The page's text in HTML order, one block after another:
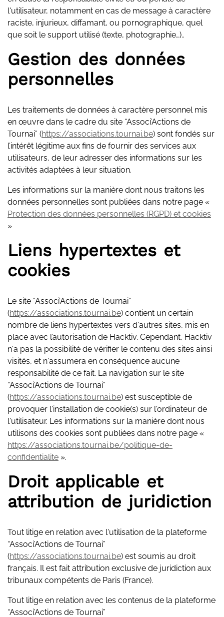
l'utilisateur, notamment en cas de message à caractère
raciste, injurieux, diffamant, ou pornographique, quel
que soit le support utilisé (texte, photographie…)..
Gestion des données
personnelles
Les traitements de données à caractère personnel mis
en œuvre dans le cadre du site “Associ’Actions de
Tournai” (https://associations.tournai.be) sont fondés sur
l’intérêt légitime aux fins de fournir des services aux
utilisateurs, de leur adresser des informations sur les
activités adaptées à leur situation.
Les informations sur la manière dont nous traitons les
données personnelles sont publiées dans notre page «
Protection des données personnelles (RGPD) et cookies
»
Liens hypertextes et
cookies
Le site “Associ’Actions de Tournai”
(https://associations.tournai.be) contient un certain
nombre de liens hypertextes vers d'autres sites, mis en
place avec l’autorisation de Hacktiv. Cependant, Hacktiv
n'a pas la possibilité de vérifier le contenu des sites ainsi
visités, et n'assumera en conséquence aucune
responsabilité de ce fait. La navigation sur le site
“Associ’Actions de Tournai”
(https://associations.tournai.be) est susceptible de
provoquer l'installation de cookie(s) sur l'ordinateur de
l'utilisateur. Les informations sur la manière dont nous
utilisons des cookies sont publiées dans notre page «
https://associations.tournai.be/politique-de-
confidentialite ».
Droit applicable et
attribution de juridiction
Tout litige en relation avec l'utilisation de la plateforme
“Associ’Actions de Tournai”
(https://associations.tournai.be) est soumis au droit
français. Il est fait attribution exclusive de juridiction aux
tribunaux compétents de Paris (France).
Tout litige en relation avec les contenus de la plateforme
“Associ’Actions de Tournai”